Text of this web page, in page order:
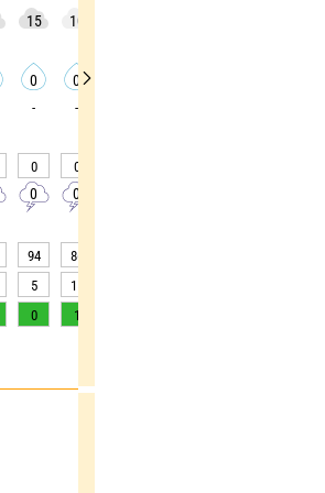
15 10
0 0
- -
0 0
0 0
94 86
5 15
0 1